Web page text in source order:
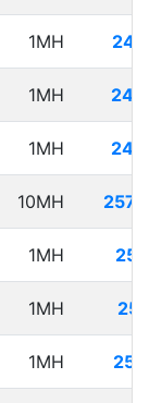
1MH
1MH
1MH
10MH
1MH
1MH
1MH